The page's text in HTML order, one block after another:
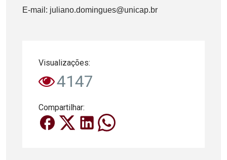
E-mail: juliano.domingues@unicap.br
Visualizações:
4147
Compartilhar: